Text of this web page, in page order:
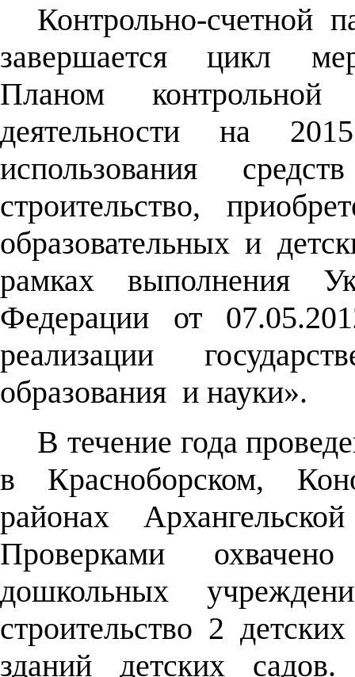
Контрольно-счетной
завершается цикл
Планом контрольной
деятельности на
использования
строительство,
образовательных и
рамках выполнения
Федерации от
реализации
образования и науки».
В течение года
в Красноборском,
районах
Проверками
дошкольных
строительство 2
зданий детских